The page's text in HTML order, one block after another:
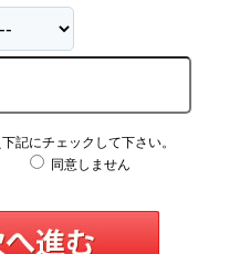
記にチェックして下さい。
同意しません